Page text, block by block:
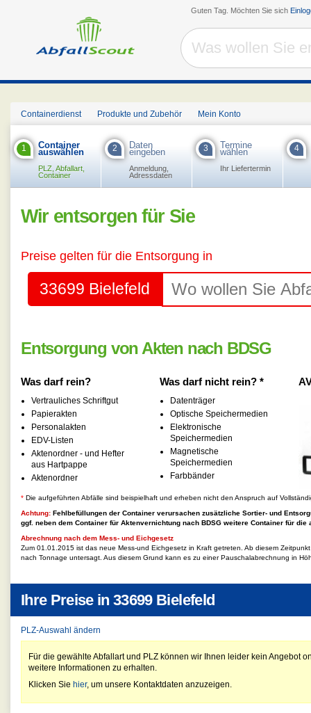
Guten Tag. Möchten Sie sich
Containerdienst Produkte und Zubehör Mein Konto
1 Container
auswählen
PLZ, Abfallart,
Container
2 Daten
eingeben
Anmeldung,
Adressdaten
3 Termine
wählen
Ihr Liefertermin
4
Wir entsorgen für Sie
Preise gelten für die Entsorgung in
33699 Bielefeld
Entsorgung von Akten nach BDSG
Was darf rein?
Vertrauliches Schriftgut
Papierakten
Personalakten
EDV-Listen
Aktenordner - und Hefter
aus Hartpappe
Aktenordner
Was darf nicht rein? *
Datenträger
Optische Speichermedien
Elektronische
Speichermedien
Magnetische
Speichermedien
Farbbänder
* Die aufgeführten Abfälle sind beispielhaft und erheben nicht den Anspruch auf
Achtung: Fehlbefüllungen der Container verursachen zusätzliche Sortier- und
ggf. neben dem Container für Aktenvernichtung nach BDSG weitere Container für die
Abrechnung nach dem Mess- und Eichgesetz
Zum 01.01.2015 ist das neue Mess-und Eichgesetz in Kraft getreten. Ab diesem
nach Tonnage untersagt. Aus diesem Grund kann es zu einer Pauschalabrechnung in
Ihre Preise in33699 Bielefeld
PLZ-Auswahl ändern
Für die gewählte Abfallart und PLZ können wir Ihnen leider kein Angebot
weitere Informationen zu erhalten.
Klicken Sie hier, um unsere Kontaktdaten anzuzeigen.